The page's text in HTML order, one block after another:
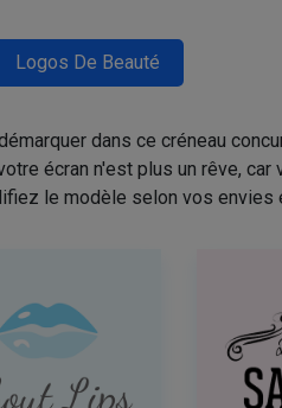
Logos De Beauté
dans ce créneau
écran n'est plus un rêve,
le modèle selon vos envies